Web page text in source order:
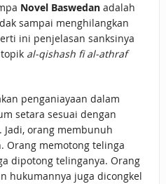
Novel Baswedanadalah
sampai menghilangkan
ini penjelasan sanksinya
al-qishash fi al-athraf
penganiayaan dalam
setara sesuai dengan
orang membunuh
Orang memotong telinga
dipotong telinganya. Orang
hukumannya juga dicongkel